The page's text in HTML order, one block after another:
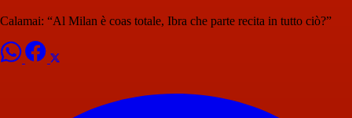
Calamai: “Al Milan è coas totale, Ibra che parte recita in tutto ciò?”